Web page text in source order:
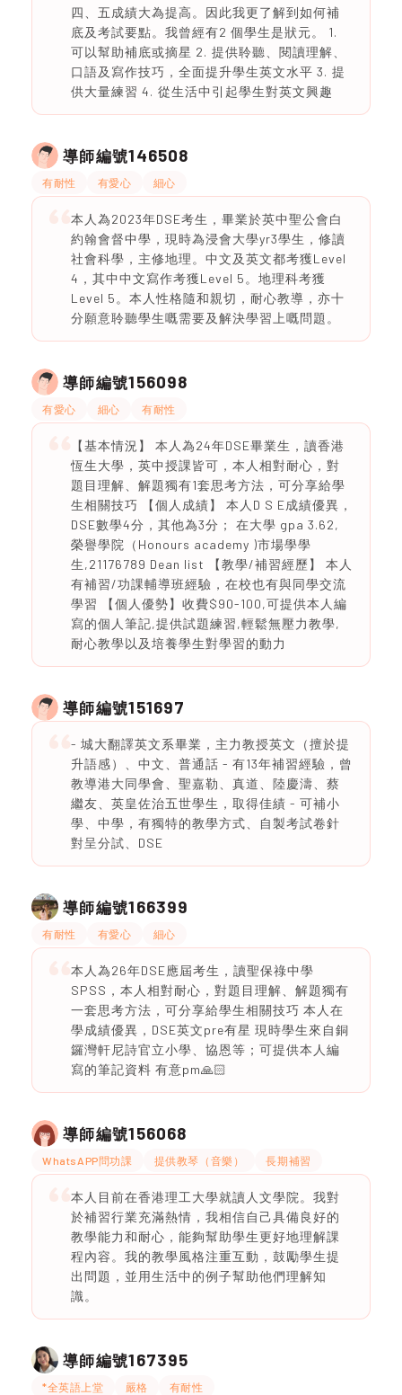
四、五成績大為提高。因此我更了解到如何補
底及考試要點。我曾經有2 個學生是狀元。 1.
可以幫助補底或摘星 2. ⁠提供聆聽、閱讀理解、
口語及寫作技巧，全面提升學生英文水平 3. ⁠提
供大量練習 4. ⁠從生活中引起學生對英文興趣
導師編號146508
有耐性 有愛心 細心
本人為2023年DSE考生，畢業於英中聖公會白
約翰會督中學，現時為浸會大學yr3學生，修讀
社會科學，主修地理。中文及英文都考獲Level
4，其中中文寫作考獲Level 5。地理科考獲
Level 5。本人性格隨和親切，耐心教導，亦十
分願意聆聽學生嘅需要及解決學習上嘅問題。
導師編號156098
有愛心 細心 有耐性
【基本情況】 本人為24年DSE畢業生，讀香港
恆生大學，英中授課皆可，本人相對耐心，對
題目理解、解題獨有1套思考方法，可分享給學
生相關技巧 【個人成績】 本人D S E成績優異，
DSE數學4分，其他為3分； 在大學 gpa 3.62,
榮譽學院（Honours academy )市場學學
生,21176789 Dean list 【教學/補習經歷】 本人
有補習/功課輔導班經驗，在校也有與同學交流
學習 【個人優勢】收費$90-100,可提供本人編
寫的個人筆記,提供試題練習,輕鬆無壓力教學,
耐心教學以及培養學生對學習的動力
導師編號151697
- 城大翻譯英文系畢業，主力教授英文（擅於提
升語感）、中文、普通話 - 有13年補習經驗，曾
教導港大同學會、聖嘉勒、真道、陸慶濤、蔡
繼友、英皇佐治五世學生，取得佳績 - 可補小
學、中學，有獨特的教學方式、自製考試卷針
對呈分試、DSE
導師編號166399
有耐性 有愛心 細心
本人為26年DSE應屆考生，讀聖保祿中學
SPSS，本人相對耐心，對題目理解、解題獨有
一套思考方法，可分享給學生相關技巧 本人在
學成績優異，DSE英文pre有星 現時學生來自銅
鑼灣軒尼詩官立小學、協恩等；可提供本人編
寫的筆記資料 有意pm🙏🏻
導師編號156068
WhatsAPP問功課 提供教琴（音樂） 長期補習
本人目前在香港理工大學就讀人文學院。我對
於補習行業充滿熱情，我相信自己具備良好的
教學能力和耐心，能夠幫助學生更好地理解課
程內容。我的教學風格注重互動，鼓勵學生提
出問題，並用生活中的例子幫助他們理解知
識。
導師編號167395
*全英語上堂 嚴格 有耐性